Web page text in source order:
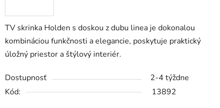
TV skrinka Holden s doskou z dubu linea je dokonalou
kombináciou funkčnosti a elegancie, poskytuje praktický
úložný priestor a štýlový interiér.
Dostupnosť
2-4 týždne
Kód:
13892